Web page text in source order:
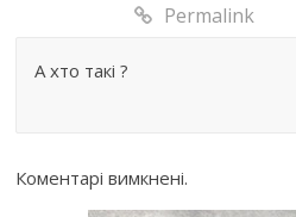
Permalink
А хто такі ?
Коментарі вимкнені.